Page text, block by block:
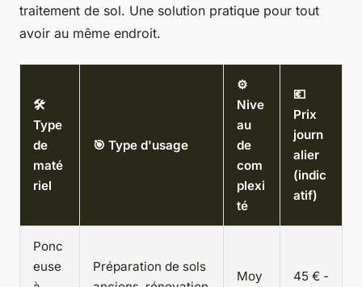
traitement de sol. Une solution pratique pour tout
avoir au même endroit.
🛠️
Type
de
maté
riel
🎯 Type d'usage
⚙️
Nive
au
de
com
plexi
té
💶
Prix
journ
alier
(indic
atif)
Ponc
euse
Préparation de sols
Moy
45 € -